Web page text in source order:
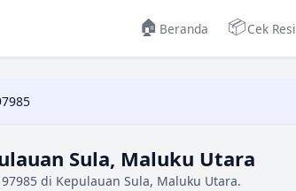
🏠 Beranda 📦Cek Resi
Sula, Maluku Utara
di Kepulauan Sula, Maluku Utara.